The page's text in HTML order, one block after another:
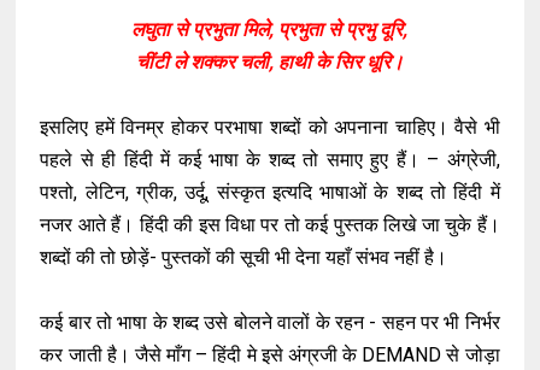
लघुता से प्रभुता मिले, प्रभुता से प्रभु दूरि,
चींटी ले शक्कर चली, हाथी के सिर धूरि।
इसलिए हमें विनम्र होकर परभाषा शब्दों को अपनाना चाहिए। वैसे भी
पहले से ही हिंदी में कई भाषा के शब्द तो समाए हुए हैं। – अंग्रेजी,
पश्तो, लेटिन, ग्रीक, उर्दू, संस्कृत इत्यदि भाषाओं के शब्द तो हिंदी में
नजर आते हैं। हिंदी की इस विधा पर तो कई पुस्तक लिखे जा चुके हैं।
शब्दों की तो छोड़ें- पुस्तकों की सूची भी देना यहाँ संभव नहीं है।
कई बार तो भाषा के शब्द उसे बोलने वालों के रहन - सहन पर भी निर्भर
कर जाती है। जैसे माँग – हिंदी मे इसे अंग्रजी के DEMAND से जोड़ा